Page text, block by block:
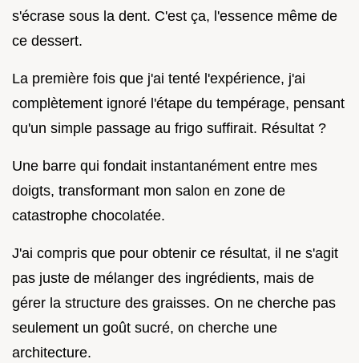
s'écrase sous la dent. C'est ça, l'essence même de
ce dessert.
La première fois que j'ai tenté l'expérience, j'ai
complètement ignoré l'étape du tempérage, pensant
qu'un simple passage au frigo suffirait. Résultat ?
Une barre qui fondait instantanément entre mes
doigts, transformant mon salon en zone de
catastrophe chocolatée.
J'ai compris que pour obtenir ce résultat, il ne s'agit
pas juste de mélanger des ingrédients, mais de
gérer la structure des graisses. On ne cherche pas
seulement un goût sucré, on cherche une
architecture.